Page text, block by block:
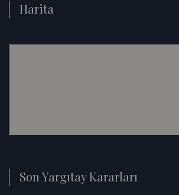
Harita
Son Yargıtay Kararları